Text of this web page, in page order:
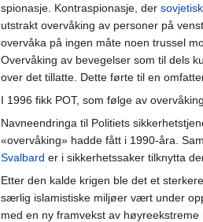
spionasje. Kontraspionasje, der
utstrakt overvåking av personer på
overvåka på ingen måte noen trussel
Overvåking av bevegelser som til dels
over det tillatte. Dette førte til en
I 1996 fikk POT, som følge av
Navneendringa til Politiets
«overvåking» hadde fått i 1990-åra.
Svalbard er i sikkerhetssaker tilknytta
Etter den kalde krigen ble det et
særlig islamistiske miljøer vært under
med en ny framvekst av